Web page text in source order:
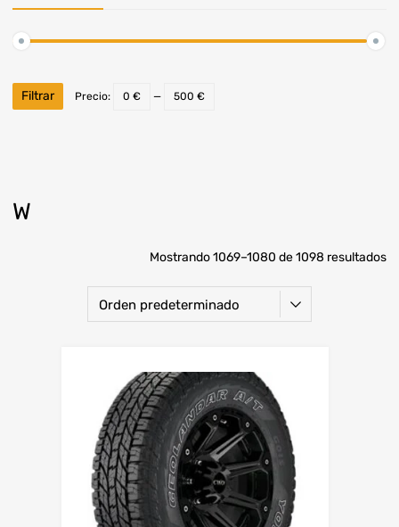
W
Mostrando 1069–1080 de 1098 resultados
Filtrar Precio: 0 € — 500 €